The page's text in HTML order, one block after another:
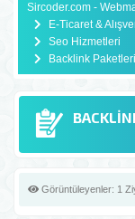
Sircoder.com -
E-Ticaret &
Seo Hizmetleri
Backlink Paketleri
Görüntüleyenler: 1